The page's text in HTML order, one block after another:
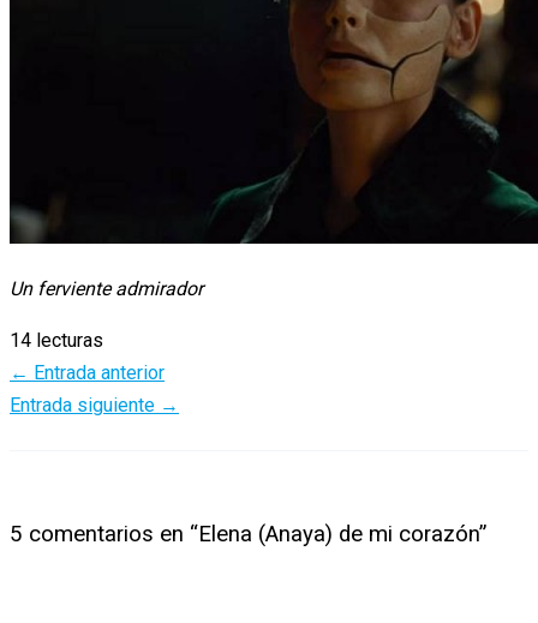
Un ferviente admirador
14 lecturas
← Entrada anterior
Entrada siguiente →
5 comentarios en “Elena (Anaya) de mi corazón”